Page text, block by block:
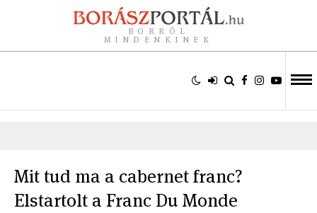
BORRÓL
MINDENKINEK
Mit tud ma a cabernet franc?
Elstartolt a Franc Du Monde